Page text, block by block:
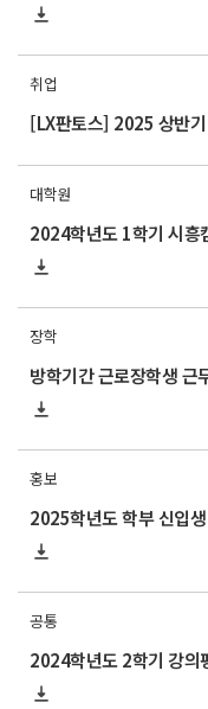
취업
[LX판토스] 2025 상반
대학원
장학
방학기간 근로장학생 근
홍보
2025학년도 학부 신입
공통
2024학년도 2학기 강